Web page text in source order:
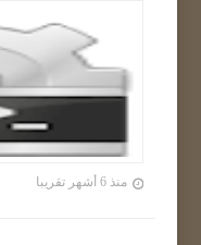
منذ 6 أشهر تقريبا